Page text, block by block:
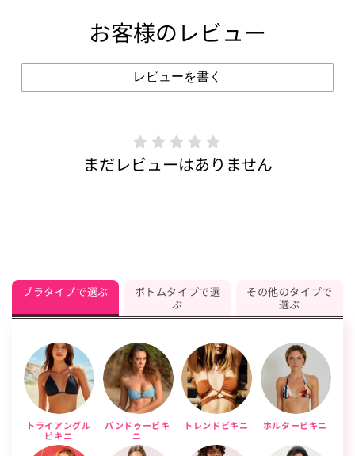
お客様のレビュー
レビューを書く
まだレビューはありません
ブラタイプで選ぶ
ボトムタイプで選
ぶ
その他のタイプで
選ぶ
トライアングル
ビキニ
バンドゥービキ
ニ
トレンドビキニ ホルタービキニ